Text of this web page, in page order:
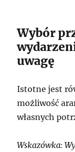
Wybór
uwagę
Istotne jest
możliwość
własnych
Wskazówka: